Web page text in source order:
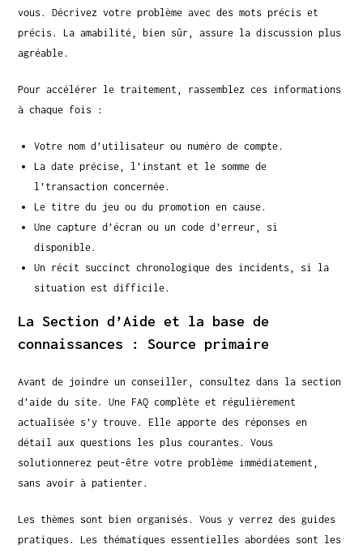
vous. Décrivez votre problème avec des mots précis et
précis. La amabilité, bien sûr, assure la discussion plus
agréable.
Pour accélérer le traitement, rassemblez ces informations
à chaque fois :
Votre nom d’utilisateur ou numéro de compte.
La date précise, l’instant et le somme de
l’transaction concernée.
Le titre du jeu ou du promotion en cause.
Une capture d’écran ou un code d’erreur, si
disponible.
Un récit succinct chronologique des incidents, si la
situation est difficile.
La Section d’Aide et la base de
connaissances : Source primaire
Avant de joindre un conseiller, consultez dans la section
d’aide du site. Une FAQ complète et régulièrement
actualisée s’y trouve. Elle apporte des réponses en
détail aux questions les plus courantes. Vous
solutionnerez peut-être votre problème immédiatement,
sans avoir à patienter.
Les thèmes sont bien organisés. Vous y verrez des guides
pratiques. Les thématiques essentielles abordées sont les